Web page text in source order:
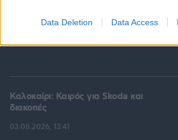
Data Deletion Data Access
10.08.2026, 13:39
Καλοκαίρι: Καιρός για Skoda και
διακοπές
03.08.2026, 13:41